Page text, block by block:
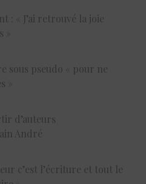
: « J’ai retrouvé la joie
sous pseudo « pour ne
d’auteurs
André
c’est l’écriture et tout le